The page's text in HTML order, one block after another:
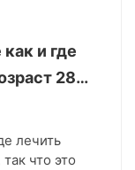
и где
28…
лечить
что это